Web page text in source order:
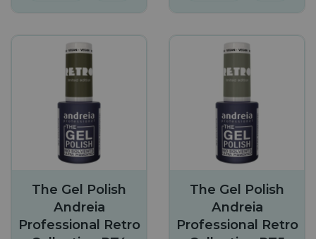
The Gel Polish
Andreia
Professional Retro
The Gel Polish
Andreia
Professional Retro